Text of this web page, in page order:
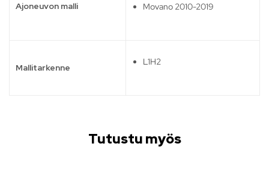
Ajoneuvon malli
Movano 2010-2019
Mallitarkenne
L1H2
Tutustu myös